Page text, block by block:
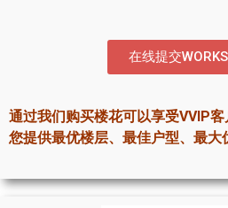
密西沙加社区介绍
在线提交
通过我们购买楼花可以享受VVIP
您提供最优楼层、最佳户型、最大